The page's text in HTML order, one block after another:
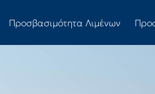
Προσβασιμότητα Λιμένων